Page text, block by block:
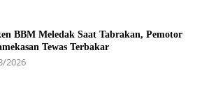
BBM Meledak Saat Tabrakan, Pemotor
Tewas Terbakar
2026